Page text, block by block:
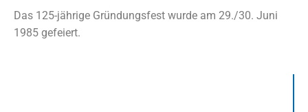
Das 125-jährige Gründungsfest wurde am 29./30. Juni
1985 gefeiert.